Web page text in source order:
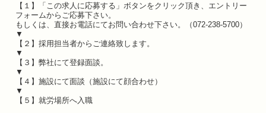
【１】「この求人に応募する」ボタンをクリック頂き、エントリー
フォームからご応募下さい。
もしくは、直接お電話にてお問い合わせ下さい。（072-238-5700）
▼
【２】採用担当者からご連絡致します。
▼
【３】弊社にて登録面談。
▼
【４】施設にて面談（施設にて顔合わせ）
▼
【５】就労場所へ入職